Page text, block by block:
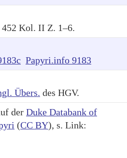
Kol. II Z. 1–6.
Papyri.info 9183
Übers. des HGV.
der Duke Databank of
(CC BY), s. Link: